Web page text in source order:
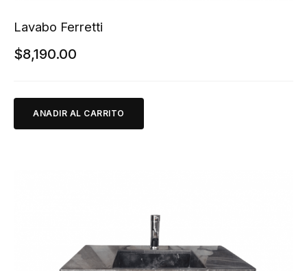
Lavabo Ferretti
$8,190.00
ANADIR AL CARRITO